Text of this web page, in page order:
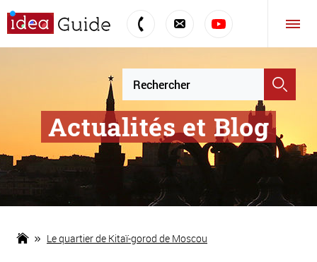
Actualités et Blog
Le quartier de Kitaï-gorod de Moscou